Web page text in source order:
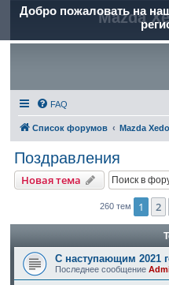
Добро пожаловать на
Mazda
FAQ
Список форумов Mazda
Поздравления
Новая тема
260 тем 1 2
С наступающим 2021
Последнее сообщение